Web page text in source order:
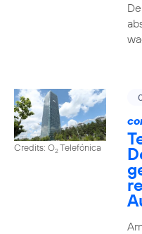
Credits: O2Telefónica